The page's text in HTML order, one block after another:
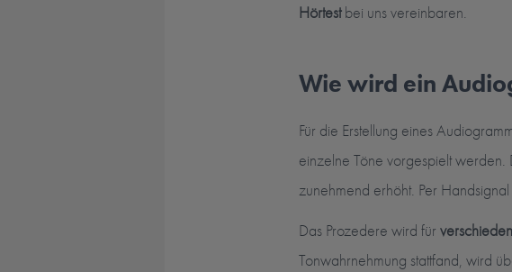
Hörtestbei uns vereinbaren.
Wie wird ein
Für die Erstellung eines
einzelne Töne vorgespielt
zunehmend erhöht. Per
Das Prozedere wird für
Tonwahrnehmung stattfand, wird